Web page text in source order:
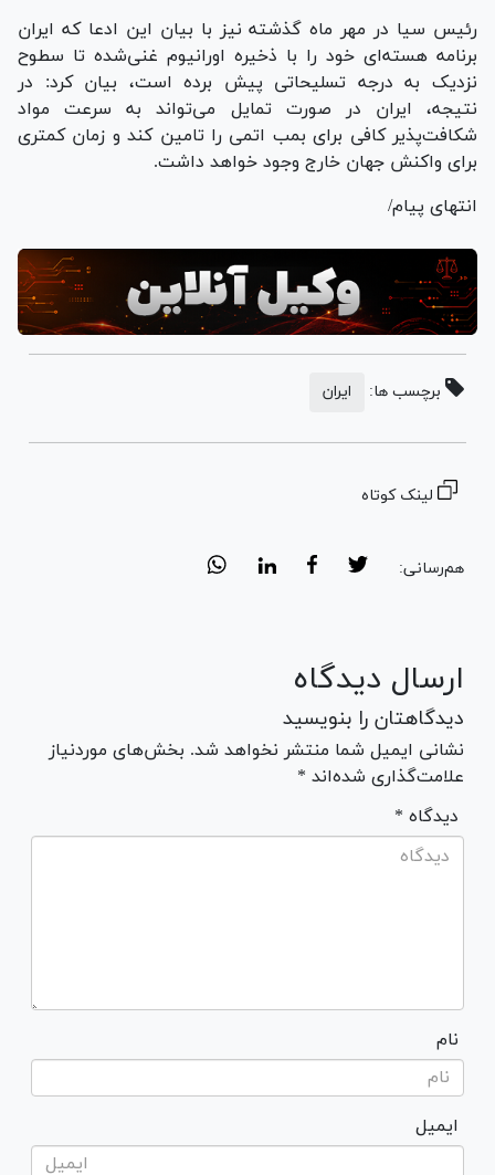
رئیس سیا در مهر ماه گذشته نیز با بیان این ادعا که ایران
برنامه هسته‌ای خود را با ذخیره اورانیوم غنی‌شده تا سطوح
نزدیک به درجه تسلیحاتی پیش برده است، بیان کرد: در
نتیجه، ایران در صورت تمایل می‌تواند به سرعت مواد
شکافت‌پذیر کافی برای بمب اتمی را تامین کند و زمان کمتری
برای واکنش جهان خارج وجود خواهد داشت.
انتهای پیام/
برچسب ها: ایران
لینک کوتاه
هم‌رسانی:
ارسال دیدگاه
دیدگاهتان را بنویسید
نشانی ایمیل شما منتشر نخواهد شد. بخش‌های موردنیاز
علامت‌گذاری شده‌اند *
* دیدگاه
نام
ایمیل